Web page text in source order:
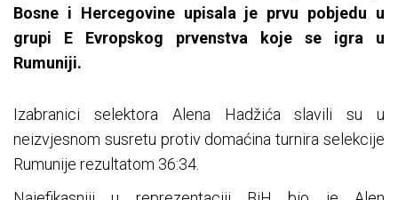
Bosne i Hercegovine upisala je prvu pobjedu u
grupi E Evropskog prvenstva koje se igra u
Rumuniji.
Izabranici selektora Alena Hadžića slavili su u
neizvjesnom susretu protiv domaćina turnira selekcije
Rumunije rezultatom 36:34.